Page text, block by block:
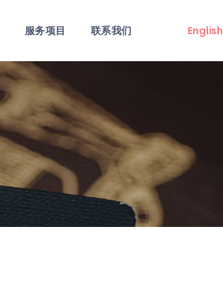
服务项目 联系我们 English